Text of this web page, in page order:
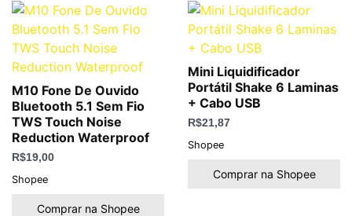
M10 Fone De Ouvido
Bluetooth 5.1 Sem Fio
TWS Touch Noise
Reduction Waterproof
R$19,00
Shopee
Comprar na Shopee
Mini Liquidificador
Portátil Shake 6 Laminas
+ Cabo USB
R$21,87
Shopee
Comprar na Shopee